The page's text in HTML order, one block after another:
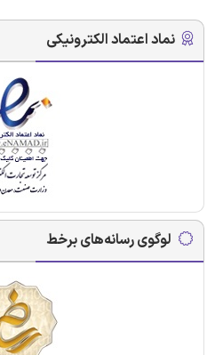
نماد اعتماد الکترونیکی
لوگوی رسانه‌های برخط